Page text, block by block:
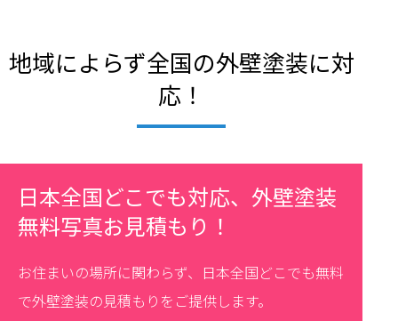
地域によらず全国の外壁塗装に対
応！
日本全国どこでも対応、外壁塗装
無料写真お見積もり！
お住まいの場所に関わらず、日本全国どこでも無料
で外壁塗装の見積もりをご提供します。